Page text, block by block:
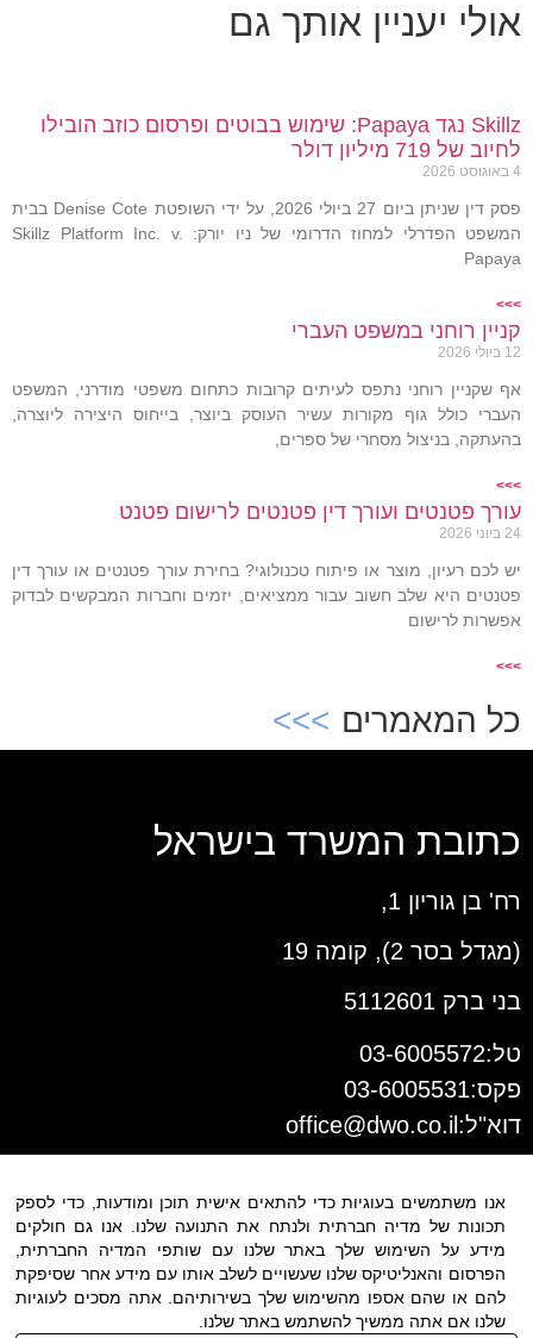
אולי יעניין אותך גם
Skillz נגד Papaya: שימוש בבוטים ופרסום כוזב הובילו
לחיוב של 719 מיליון דולר
4 באוגוסט 2026
פסק דין שניתן ביום 27 ביולי 2026, על ידי השופטת Denise Cote בבית
המשפט הפדרלי למחוז הדרומי של ניו יורק: Skillz Platform Inc. v.
Papaya
>>>
קניין רוחני במשפט העברי
12 ביולי 2026
אף שקניין רוחני נתפס לעיתים קרובות כתחום משפטי מודרני, המשפט
העברי כולל גוף מקורות עשיר העוסק ביוצר, בייחוס היצירה ליוצרה,
בהעתקה, בניצול מסחרי של ספרים,
>>>
עורך פטנטים ועורך דין פטנטים לרישום פטנט
24 ביוני 2026
יש לכם רעיון, מוצר או פיתוח טכנולוגי? בחירת עורך פטנטים או עורך דין
פטנטים היא שלב חשוב עבור ממציאים, יזמים וחברות המבקשים לבדוק
אפשרות לרישום
>>>
כל המאמרים
כתובת המשרד בישראל
רח' בן גוריון 1,
(מגדל בסר 2), קומה 19
בני ברק 5112601
טל:03-6005572
פקס:03-6005531
דוא"ל: office@dwo.co.il
אנו משתמשים בעוגיות כדי להתאים אישית תוכן ומודעות, כדי לספק
תכונות של מדיה חברתית ולנתח את התנועה שלנו. אנו גם חולקים
מידע על השימוש שלך באתר שלנו עם שותפי המדיה החברתית,
הפרסום והאנליטיקס שלנו שעשויים לשלב אותו עם מידע אחר שסיפקת
להם או שהם אספו מהשימוש שלך בשירותיהם. אתה מסכים לעוגיות
שלנו אם אתה ממשיך להשתמש באתר שלנו.